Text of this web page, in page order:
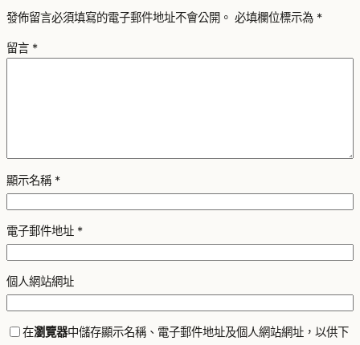
發佈留言必須填寫的電子郵件地址不會公開。 必填欄位標示為 *
留言 *
顯示名稱 *
電子郵件地址 *
個人網站網址
在瀏覽器中儲存顯示名稱、電子郵件地址及個人網站網址，以供下